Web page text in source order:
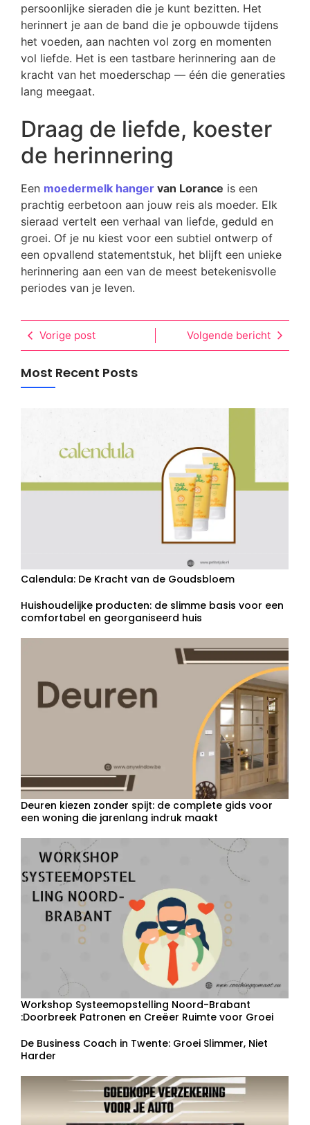
persoonlijke sieraden die je kunt bezitten. Het
herinnert je aan de band die je opbouwde tijdens
het voeden, aan nachten vol zorg en momenten
vol liefde. Het is een tastbare herinnering aan de
kracht van het moederschap — één die generaties
lang meegaat.
Draag de liefde, koester
de herinnering
Een moedermelk hanger van Lorance is een
prachtig eerbetoon aan jouw reis als moeder. Elk
sieraad vertelt een verhaal van liefde, geduld en
groei. Of je nu kiest voor een subtiel ontwerp of
een opvallend statementstuk, het blijft een unieke
herinnering aan een van de meest betekenisvolle
periodes van je leven.
Vorige post Volgende bericht
Most Recent Posts
Calendula: De Kracht van de Goudsbloem
Huishoudelijke producten: de slimme basis voor een
comfortabel en georganiseerd huis
Deuren kiezen zonder spijt: de complete gids voor
een woning die jarenlang indruk maakt
Workshop Systeemopstelling Noord-Brabant
:Doorbreek Patronen en Creëer Ruimte voor Groei
De Business Coach in Twente: Groei Slimmer, Niet
Harder